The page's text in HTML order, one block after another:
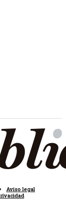
Aviso legal